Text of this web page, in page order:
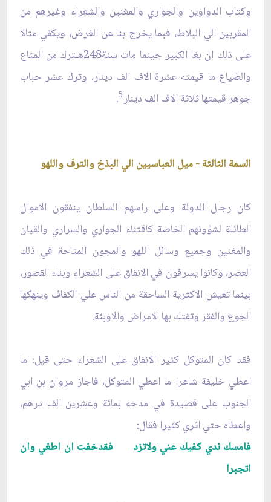
وكتاب الدواوين والجواري والمغنين والشعراء وغيرهم من
المقربين الي البلاط، فبما يخرج بنا عن الغرض، ويكفي مثالا
على ذلك ان بغا الكبير حينما مات سنة248هـترك من المتاع
والضياع ما قيمته عشرة الاف الف دينار، وترك عشر حباب
جوهر قيمتها ثلاثة الاف الف دينار5
.
السمة الثالثة - ميل العباسيين الي البذخ والترف واللهو
كان رجال الدولة وعلى راسهم السلطان ينفقون الاموال
الطائلة لشؤونهم الخاصة كاقتناء الجواري والسراري والقيان
والمغنين وجميع وسائل اللهو والمجون المتاحة في ذلك
العصر، وكانوا يسرفون في الانفاق على الشعراء وبناء القصور،
بينما تعيش الاكثرية الساحقة من الناس علي الكفاف وينهكها
الجوع والفقر وتفتك بها الامراض والاوبئة.
فقد كان المتوكل كثير الانفاق على الشعراء حتى قيل: ما
اعطي خليفة شاعرا ما اعطي المتوكل، فاجاز مروان بن ابي
الجنوب على قصيدة في مدحه بمائة وعشرين الف درهم،
واعطاه حتي اثري كثيرا فقال:
فامسك ندي كفيك عني ولاتزد فقدخفت ان اطغي وان
اتجبرا